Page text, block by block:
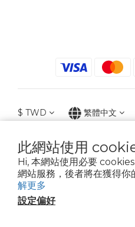
此網站使用
Hi, 本網站使用必要
網站服務，後者將在獲得你
解更多
設定偏好
$ TWD 繁體中文
2021 © iGreenbag | DoaBag | Working
659-5號3樓 | 02-2903-8800 | 統編